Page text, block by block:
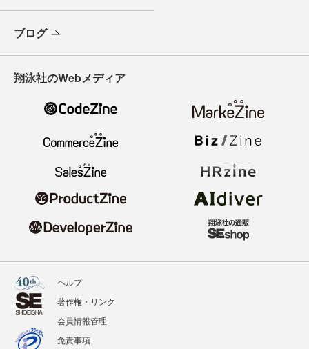
ブログ
翔泳社のWebメディア
ヘルプ
著作権・リンク
会員情報管理
免責事項